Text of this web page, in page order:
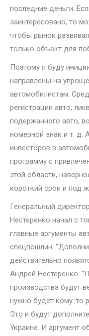
последние деньги.
заинтересовано, то
чтобы рынок
только объект для
Поэтому я буду
направлены на
автомобилистам.
регистрации авто,
подержанного авто,
номерной знак и т. д.
инвесторов в
программу с
этой области,
короткий срок и под
Генеральный
Нестеренко начал с
главные аргументы
спецпошлин.
действительно
Андрей Нестеренко.
производства будут
нужно будет кому-то
Это и будут
Украине. И аргумент